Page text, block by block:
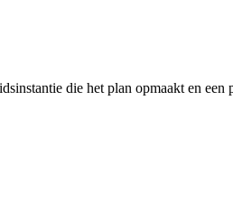
die het plan opmaakt en